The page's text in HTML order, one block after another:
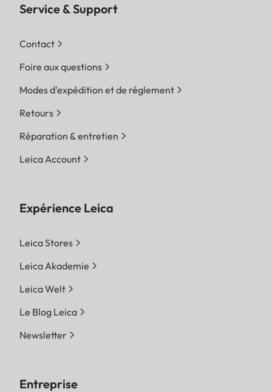
Service & Support
Contact
Foire aux questions
Modes d'expédition et de réglement
Retours
Réparation & entretien
Leica Account
Expérience Leica
Leica Stores
Leica Akademie
Leica Welt
Le Blog Leica
Newsletter
Entreprise